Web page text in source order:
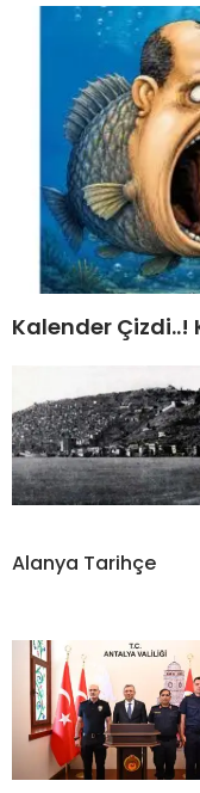
Kalender Çizdi..!
Alanya Tarihçe